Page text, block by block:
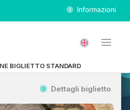
Informazioni
BIGLIETTO STANDARD
Dettagli biglietto